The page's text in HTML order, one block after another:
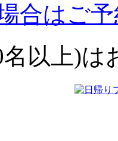
合はご
以上)は